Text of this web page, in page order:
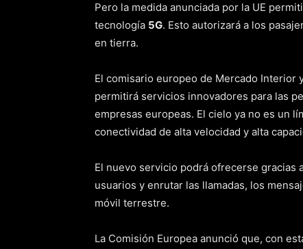
Pero la medida anunciada por la UE
tecnología 5G. Esto autorizará a los
en tierra.
El comisario europeo de Mercado Interior
permitirá servicios innovadores para las
empresas europeas. El cielo ya no es un
conectividad de alta velocidad y alta
El nuevo servicio podrá ofrecerse gracias
usuarios y enrutar las llamadas, los
móvil terrestre.
La Comisión Europea anunció que, con